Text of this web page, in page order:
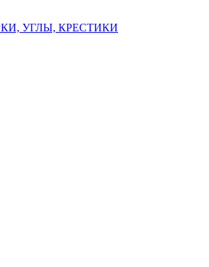
УГЛЫ, КРЕСТИКИ